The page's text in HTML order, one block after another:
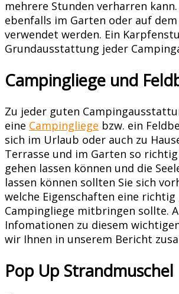
mehrere Stunden verharren
ebenfalls im Garten oder auf
verwendet werden. Ein
Grundausstattung jeder
Campingliege und
Zu jeder guten
eine Campingliege bzw. ein
sich im Urlaub oder auch zu
Terrasse und im Garten so
gehen lassen können und die
lassen können sollten Sie sich
welche Eigenschaften eine richtig
Campingliege mitbringen sollte.
Infomationen zu diesem
wir Ihnen in unserem Bericht
Pop Up Strandmuschel